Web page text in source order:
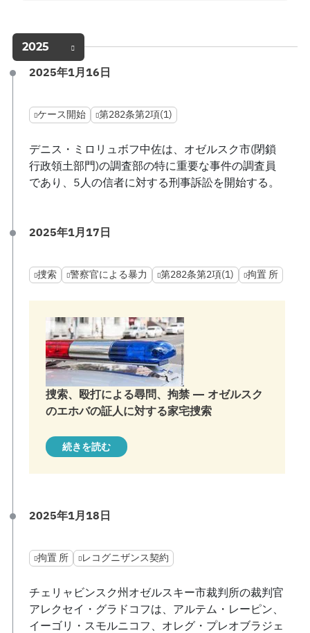
2025
2025年1月16日
ケース開始 第282条第2項(1)
デニス・ミロリュボフ中佐は、オゼルスク市(閉鎖
行政領土部門)の調査部の特に重要な事件の調査員
であり、5人の信者に対する刑事訴訟を開始する。
2025年1月17日
捜索 警察官による暴力 第282条第2項(1) 拘置 所
捜索、殴打による尋問、拘禁 — オゼルスク
のエホバの証人に対する家宅捜索
続きを読む
2025年1月18日
拘置 所 レコグニザンス契約
チェリャビンスク州オゼルスキー市裁判所の裁判官
アレクセイ・グラドコフは、アルテム・レーピン、
イーゴリ・スモルニコフ、オレグ・プレオブラジェ